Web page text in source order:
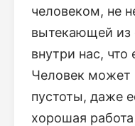
человеком, не
вытекающей из
внутри нас,
Человек может
пустоты, даже
хорошая